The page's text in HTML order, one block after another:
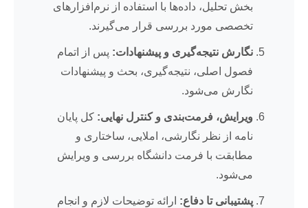
بخش تحلیل، داده‌ها با استفاده از نرم‌افزارهای
تخصصی مورد بررسی قرار می‌گیرند.
نگارش نتیجه‌گیری و پیشنهادات: پس از اتمام
فصول اصلی، نتیجه‌گیری، بحث و پیشنهادات
نگارش می‌شود.
ویرایش، فرمت‌بندی و کنترل نهایی: کل پایان
نامه از نظر نگارشی، املایی، ساختاری و
مطابقت با فرمت دانشگاه بررسی و ویرایش
می‌شود.
پشتیبانی تا دفاع: ارائه توضیحات لازم و انجام